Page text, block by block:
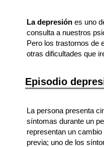
La depresión es uno
consulta a nuestros
Pero los trastornos de
otras dificultades que
Episodio
La persona presenta
síntomas durante un
representan un
previa; uno de los